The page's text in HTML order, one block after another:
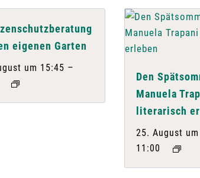
eigenen Garten
um 15:45 –
Den
Manuela
literarisch
25. August
11:00